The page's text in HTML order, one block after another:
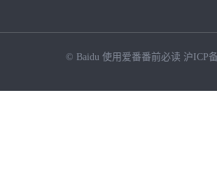
© Baidu 使用爱番番前必读 沪ICP